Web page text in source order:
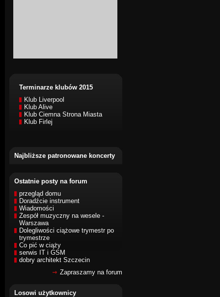
Terminarze klubów 2015
Klub Liverpool
Klub Alive
Klub Ciemna Strona Miasta
Klub Firlej
Najbliższe patronowane koncerty
Ostatnie posty na forum
przegląd domu
Doradźcie instrument
Wiadomości
Zespół muzyczny na wesele -
Warszawa
Dolegliwości ciążowe trymestr po
trymestrze
Co pić w ciąży
serwis IT i GSM
dobry architekt Szczecin
Zapraszamy na forum
Losowi użytkownicy